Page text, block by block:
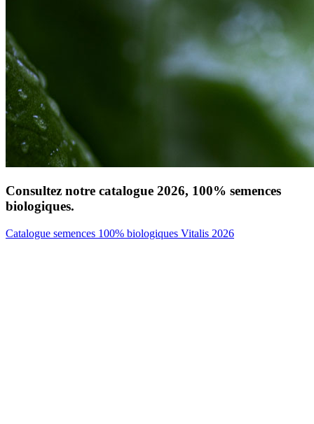
Consultez notre catalogue 2026, 100% semences
biologiques.
Catalogue semences 100% biologiques Vitalis 2026